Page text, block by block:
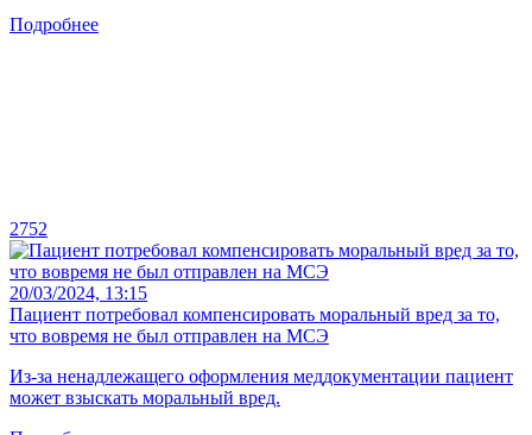
Подробнее
2752
20/03/2024, 13:15
Пациент потребовал компенсировать моральный вред за то,
что вовремя не был отправлен на МСЭ
Из-за ненадлежащего оформления меддокументации пациент
может взыскать моральный вред.